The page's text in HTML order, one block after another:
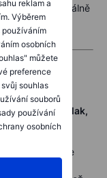
reklam a
Výběrem
používáním
osobních
můžete
preference
souhlas
souborů
používání
osobních
aktuálně
nabídky.
dostaly pod tlak,
květnový ISM
subindex
což podtrhuje